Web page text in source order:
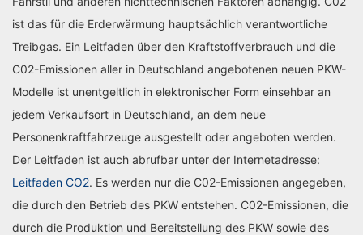
ist das für die Erderwärmung hauptsächlich verantwortliche
Treibgas. Ein Leitfaden über den Kraftstoffverbrauch und die
C02-Emissionen aller in Deutschland angebotenen neuen PKW-
Modelle ist unentgeltlich in elektronischer Form einsehbar an
jedem Verkaufsort in Deutschland, an dem neue
Personenkraftfahrzeuge ausgestellt oder angeboten werden.
Der Leitfaden ist auch abrufbar unter der Internetadresse:
Leitfaden CO2. Es werden nur die C02-Emissionen angegeben,
die durch den Betrieb des PKW entstehen. C02-Emissionen, die
durch die Produktion und Bereitstellung des PKW sowie des